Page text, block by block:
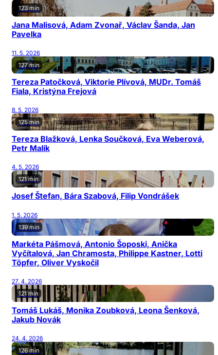
123 min
Jana Malisová, Adam Zvonař, Václav Šanda, Jan
Pavelka
11. 5. 2026
127 min
Tereza Patočková, Viktorie Plívová, MUDr. Tomáš
Fiala, Kristýna Frejová
8. 5. 2026
125 min
Tereza Blažková, Lenka Součková, Eva Weberová,
Petr Malík
4. 5. 2026
121 min
Josef Štefan, Bára Szabová, Filip Vondrášek
1. 5. 2026
139 min
Markéta Pášmová, Antonio Šoposki, Anička
Vyčítalová, Jan Chramosta, Philippe Kastner, Lotti
Töpfer, Oliver Vyskočil
27. 4. 2026
121 min
Tomáš Lukáš, Monika Zoubková, Leona Šenková,
Jakub Novák
24. 4. 2026
126 min